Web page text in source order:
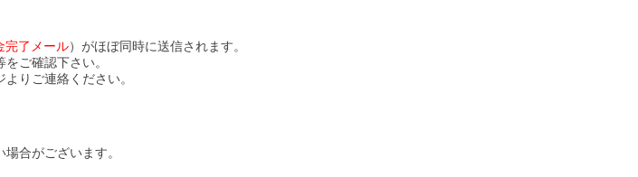
完了メール）がほぼ同時に送信されます。
ご確認下さい。
りご連絡ください。
合がございます。